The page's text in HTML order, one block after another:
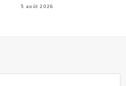
5 août 2026